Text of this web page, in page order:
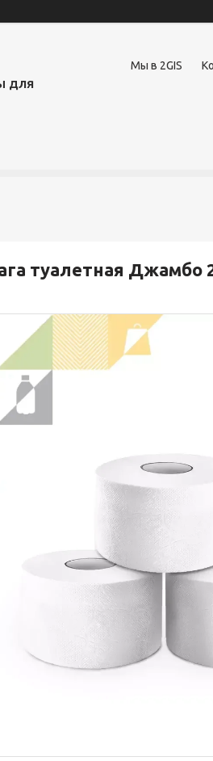
для
Мы в 2GIS
туалетная Джамбо